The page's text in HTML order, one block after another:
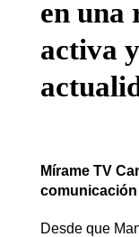
en una
activa
Mírame TV
Desde que